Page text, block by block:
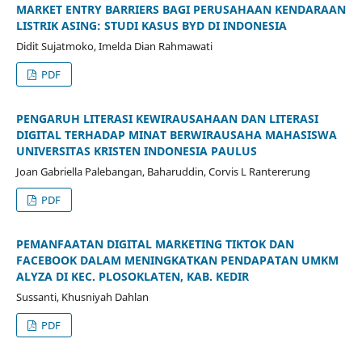
MARKET ENTRY BARRIERS BAGI PERUSAHAAN KENDARAAN
LISTRIK ASING: STUDI KASUS BYD DI INDONESIA
Didit Sujatmoko, Imelda Dian Rahmawati
PDF
PENGARUH LITERASI KEWIRAUSAHAAN DAN LITERASI
DIGITAL TERHADAP MINAT BERWIRAUSAHA MAHASISWA
UNIVERSITAS KRISTEN INDONESIA PAULUS
Joan Gabriella Palebangan, Baharuddin, Corvis L Rantererung
PDF
PEMANFAATAN DIGITAL MARKETING TIKTOK DAN
FACEBOOK DALAM MENINGKATKAN PENDAPATAN UMKM
ALYZA DI KEC. PLOSOKLATEN, KAB. KEDIR
Sussanti, Khusniyah Dahlan
PDF